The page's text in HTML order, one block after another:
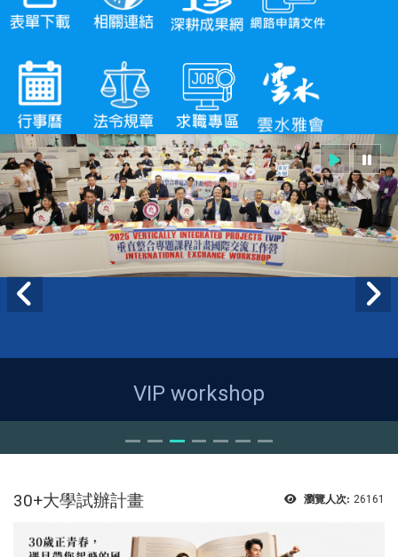
VIP workshop
瀏覽人次: 26161
30+大學試辦計畫